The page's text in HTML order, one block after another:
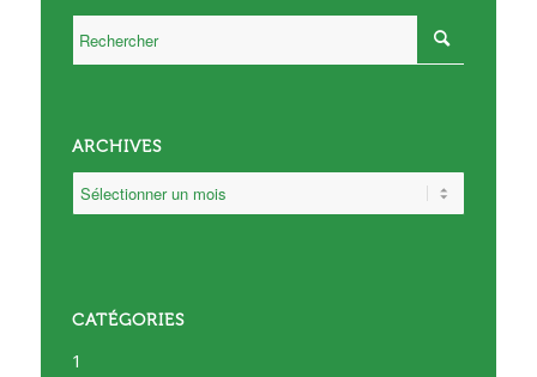
ARCHIVES
CATÉGORIES
1